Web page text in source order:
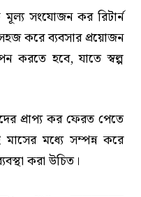
মূল্য সংযোজন কর রিটার্ন
করে ব্যবসার প্রয়োজন
করতে হবে, যাতে স্বল্প
প্রাপ্য কর ফেরত পেতে
মাসের মধ্যে সম্পন্ন করে
করা উচিত।